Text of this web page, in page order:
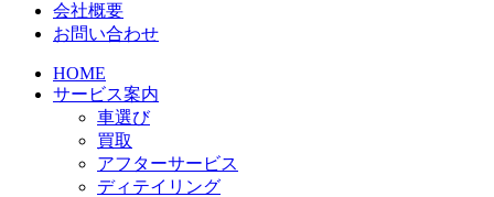
会社概要
お問い合わせ
HOME
サービス案内
車選び
買取
アフターサービス
ディテイリング